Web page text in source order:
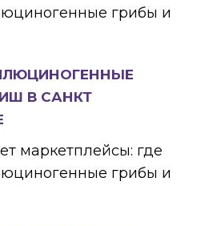
грибы и
В САНКТ
маркетплейсы: где
грибы и